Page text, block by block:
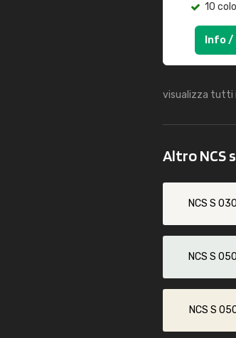
10
Info /
visualizza tutti
Altro NCS
NCS S
NCS S
NCS S